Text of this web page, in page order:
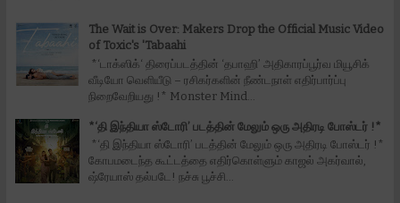
The Wait is Over: Makers Drop the Official Music Video
of Toxic's 'Tabaahi
*‘டாக்ஸிக்‘ திரைப்படத்தின் ‘தபாஹி’ அதிகாரப்பூர்வ மியூசிக்
வீடியோ வெளியீடு – ரசிகர்களின் நீண்டநாள் எதிர்பார்ப்பு
நிறைவேறியது !* Monster Mind...
*‘தி இந்தியா ஸ்டோரி’ படத்தின் மேலும் ஒரு அதிரடி போஸ்டர் !*
*‘தி இந்தியா ஸ்டோரி’ படத்தின் மேலும் ஒரு அதிரடி போஸ்டர் !*
கோபமடைந்த கூட்டத்தை எதிர்கொள்ளும் காஜல் அகர்வால்,
ஷ்ரேயாஸ் தல்படே! நச்சு பூச்சி...